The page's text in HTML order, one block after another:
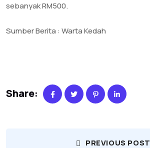
sebanyak RM500.
Sumber Berita : Warta Kedah
Share:
PREVIOUS POST